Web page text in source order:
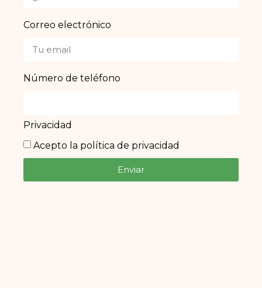
Correo electrónico
Número de teléfono
Privacidad
Acepto la política de privacidad
Enviar